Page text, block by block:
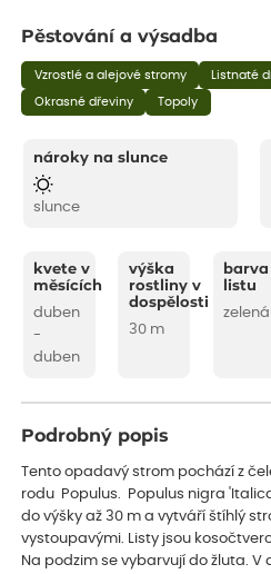
Pěstování a výsadba
Vzrostlé a alejové stromy Listnaté
Okrasné dřeviny Topoly
nároky na slunce
slunce
kvete v
měsících
duben
-
duben
výška
rostliny v
dospělosti
30 m
barva
listu
zelená
Podrobný popis
Tento opadavý strom pochází z
rodu Populus. Populus nigra
do výšky až 30 m a vytváří štíhlý
vystoupavými. Listy jsou
Na podzim se vybarvují do žluta.